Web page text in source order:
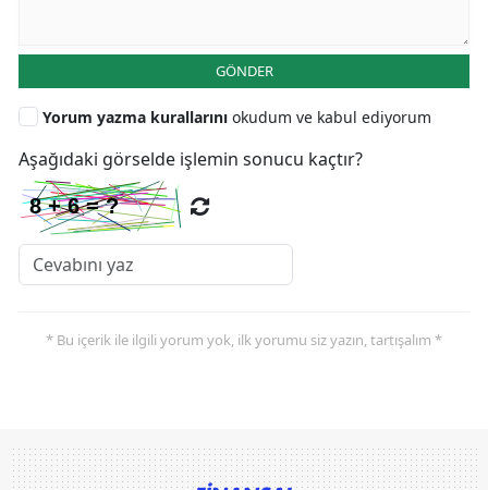
GÖNDER
Yorum yazma kurallarını okudum ve kabul ediyorum
Aşağıdaki görselde işlemin sonucu kaçtır?
* Bu içerik ile ilgili yorum yok, ilk yorumu siz yazın, tartışalım *